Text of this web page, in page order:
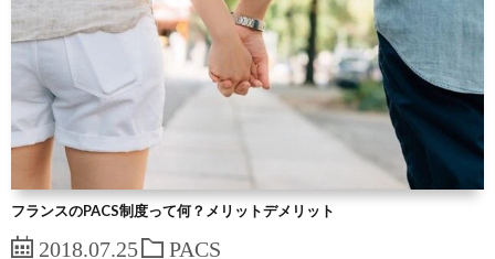
フランスのPACS制度って何？メリットデメリット
2018.07.25 PACS